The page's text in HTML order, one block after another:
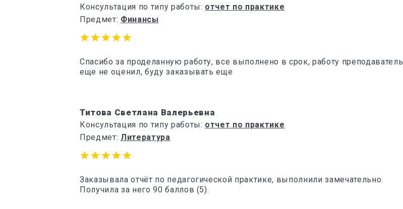
Консультация по типу работы: отчет по практике
Предмет: Финансы
Спасибо за проделанную работу, все выполнено в срок, работу преподаватель
еще не оценил, буду заказывать еще
Титова Светлана Валерьевна
Консультация по типу работы: отчет по практике
Предмет: Литература
Заказывала отчёт по педагогической практике, выполнили замечательно.
Получила за него 90 баллов (5).